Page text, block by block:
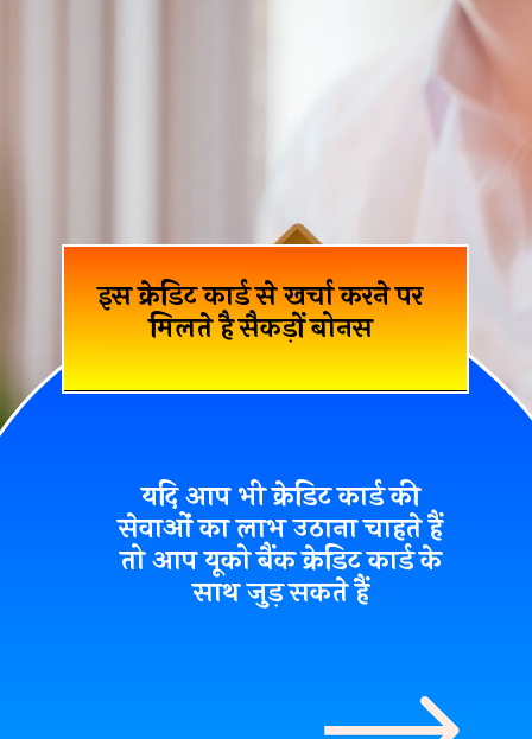
इस क्रेडिट कार्ड से खर्चा करने पर
मिलते है सैकड़ों बोनस
यदि आप भी क्रेडिट कार्ड की
सेवाओं का लाभ उठाना चाहते हैं
तो आप यूको बैंक क्रेडिट कार्ड के
साथ जुड़ सकते हैं